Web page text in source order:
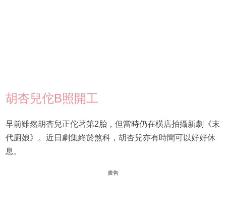
胡杏兒佗B照開工
早前雖然胡杏兒正佗著第2胎，但當時仍在橫店拍攝新劇《末
代廚娘》。近日劇集終於煞科，胡杏兒亦有時間可以好好休
息。
廣告